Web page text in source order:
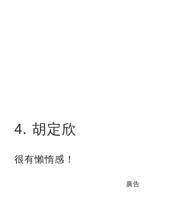
4. 胡定欣
很有懶惰感！
廣告